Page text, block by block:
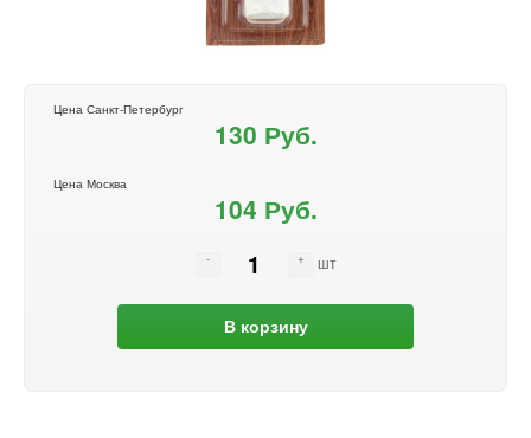
Цена Санкт-Петербург
130 Руб.
Цена Москва
104 Руб.
шт
В корзину